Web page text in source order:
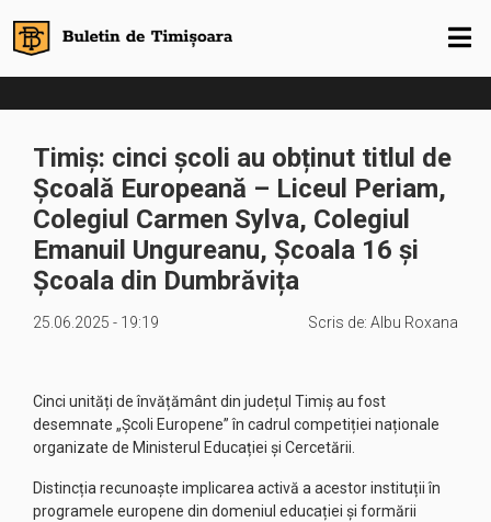
Timiș: cinci școli au obținut titlul de
Școală Europeană – Liceul Periam,
Colegiul Carmen Sylva, Colegiul
Emanuil Ungureanu, Școala 16 și
Școala din Dumbrăvița
25.06.2025 - 19:19 Scris de: Albu Roxana
Cinci unități de învățământ din județul Timiș au fost
desemnate „Școli Europene” în cadrul competiției naționale
organizate de Ministerul Educației și Cercetării.
Distincția recunoaște implicarea activă a acestor instituții în
programele europene din domeniul educației și formării